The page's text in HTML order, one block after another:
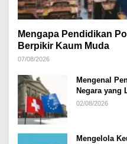
Mengapa Pendidikan
Berpikir Kaum Muda
07/08/2026
Mengenal
Negara yang
02/08/2026
Mengelola